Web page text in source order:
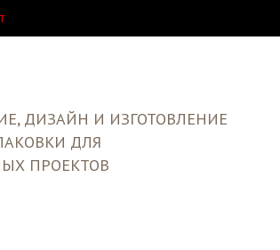
ДИЗАЙН И ИЗГОТОВЛЕНИЕ
ДЛЯ
ПРОЕКТОВ